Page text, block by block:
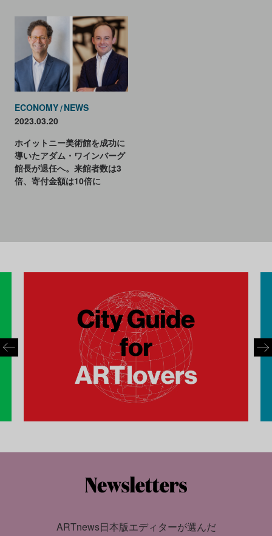
ECONOMY NEWS
2023.03.20
ホイットニー美術館を成功に
導いたアダム・ワインバーグ
館長が退任へ。来館者数は3
倍、寄付金額は10倍に
ARTnews日本版エディターが選んだ